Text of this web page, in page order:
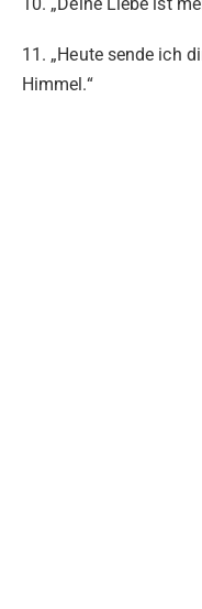
11. „Heute sende ich
Himmel.“